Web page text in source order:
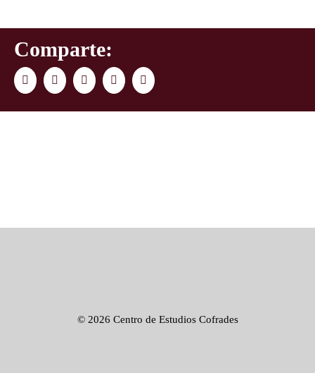
Comparte:
FacebookTwitter LinkedInWhatsAppCorreo
electrónico
© 2026 Centro de Estudios Cofrades